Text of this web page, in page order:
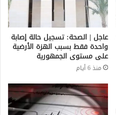
عاجل | الصحة: تسجيل حالة إصابة
واحدة فقط بسبب الهزة الأرضية
على مستوى الجمهورية
منذ 6 أيام